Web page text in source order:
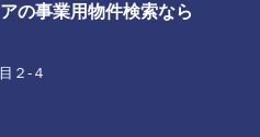
の事業用物件検索なら
２‐４